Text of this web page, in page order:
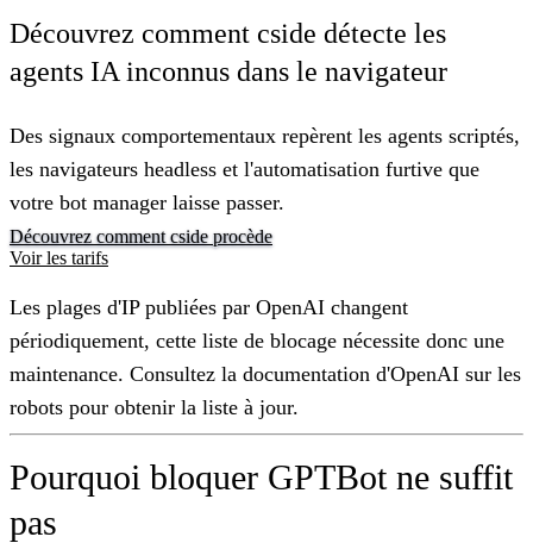
Découvrez comment cside détecte les
agents IA inconnus dans le navigateur
Des signaux comportementaux repèrent les agents scriptés,
les navigateurs headless et l'automatisation furtive que
votre bot manager laisse passer.
Découvrez comment cside procède
Voir les tarifs
Les plages d'IP publiées par OpenAI changent
périodiquement, cette liste de blocage nécessite donc une
maintenance. Consultez la documentation d'OpenAI sur les
robots pour obtenir la liste à jour.
Pourquoi bloquer GPTBot ne suffit
pas